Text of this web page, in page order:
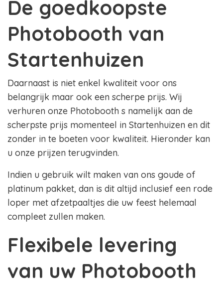
De goedkoopste
Photobooth van
Startenhuizen
Daarnaast is niet enkel kwaliteit voor ons
belangrijk maar ook een scherpe prijs. Wij
verhuren onze Photobooth s namelijk aan de
scherpste prijs momenteel in Startenhuizen en dit
zonder in te boeten voor kwaliteit. Hieronder kan
u onze prijzen terugvinden.
Indien u gebruik wilt maken van ons goude of
platinum pakket, dan is dit altijd inclusief een rode
loper met afzetpaaltjes die uw feest helemaal
compleet zullen maken.
Flexibele levering
van uw Photobooth